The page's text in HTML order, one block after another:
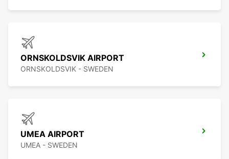
ORNSKOLDSVIK AIRPORT
ORNSKOLDSVIK - SWEDEN
UMEA AIRPORT
UMEA - SWEDEN